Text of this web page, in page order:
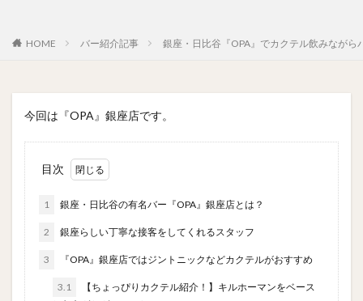
HOME バー紹介記事 銀座・日比谷『OPA』でカクテル飲みながら
今回は『OPA』銀座店です。
目次
1 銀座・日比谷の有名バー『OPA』銀座店とは？
2 銀座らしい丁寧な接客をしてくれるスタッフ
3 『OPA』銀座店ではジントニックなどカクテルがおすすめ
3.1
【ちょっぴりカクテル紹介！】キルホーマンをベース